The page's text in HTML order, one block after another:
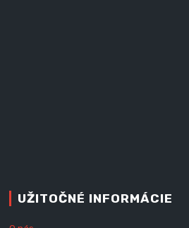
UŽITOČNÉ INFORMÁCIE